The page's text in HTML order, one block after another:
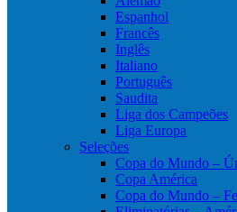
Espanhol
Francês
Inglês
Italiano
Português
Saudita
Liga dos Campeões
Liga Europa
Seleções
Copa do Mundo –
Copa América
Copa do Mundo –